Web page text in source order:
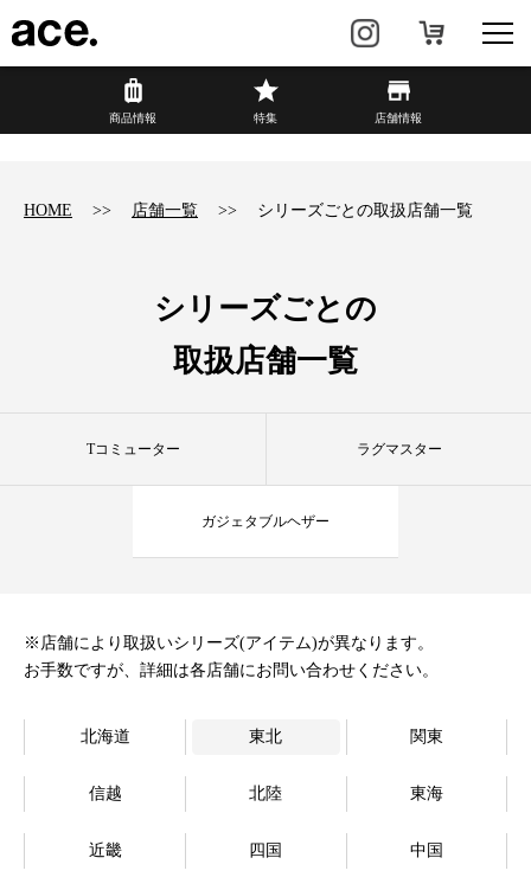
商品情報
カジュアル HAyU×ace.
店舗情報 新着情報
商品情報 特集 店舗情報
HOME 店舗一覧 シリーズごとの取扱店舗一覧
シリーズごとの
取扱店舗一覧
Tコミューター ラグマスター
ガジェタブルヘザー
※店舗により取扱いシリーズ(アイテム)が異なります。
お手数ですが、詳細は各店舗にお問い合わせください。
北海道 東北 関東
信越 北陸 東海
近畿 四国 中国